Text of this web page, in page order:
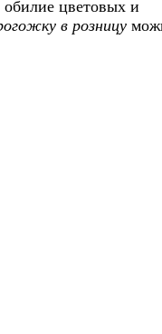
цветовых и
в розницу